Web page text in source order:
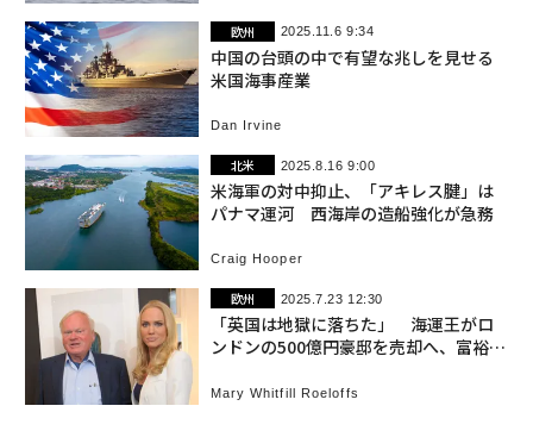
欧州 2025.11.6 9:34
中国の台頭の中で有望な兆しを見せる
米国海事産業
Dan Irvine
北米 2025.8.16 9:00
米海軍の対中抑止、「アキレス腱」は
パナマ運河 西海岸の造船強化が急務
Craig Hooper
欧州 2025.7.23 12:30
「英国は地獄に落ちた」 海運王がロ
ンドンの500億円豪邸を売却へ、富裕層
Mary Whitfill Roeloffs